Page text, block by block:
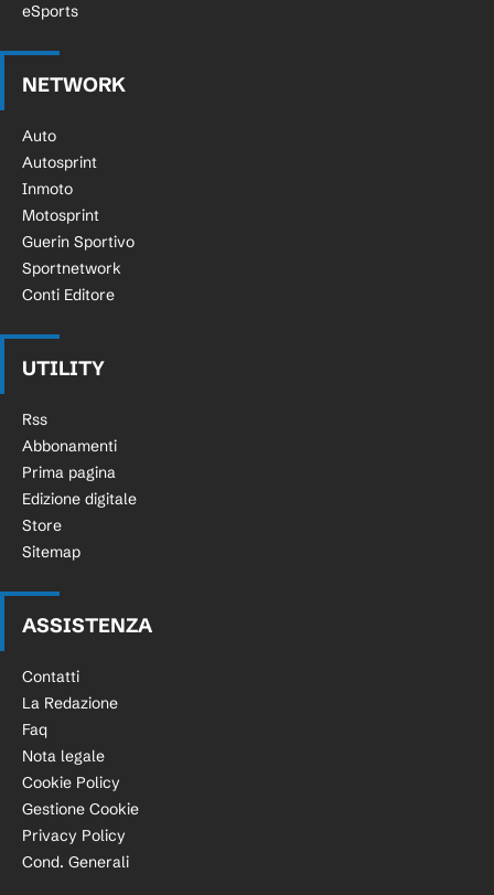
eSports
NETWORK
Auto
Autosprint
Inmoto
Motosprint
Guerin Sportivo
Sportnetwork
Conti Editore
UTILITY
Rss
Abbonamenti
Prima pagina
Edizione digitale
Store
Sitemap
ASSISTENZA
Contatti
La Redazione
Faq
Nota legale
Cookie Policy
Gestione Cookie
Privacy Policy
Cond. Generali